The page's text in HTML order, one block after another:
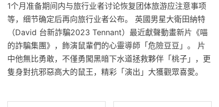
1个月准备期间内与旅行业者讨论恢复团体旅游应注意事项
等，细节确定后再向旅行业者公布。 英國男星大衛田納特
（David 台新詐騙2023 Tennant）最近獻聲動畫新片《喵
的詐騙集團》，飾演鼠輩們的心靈導師「危險豆豆」。 片
中他無比勇敢，不僅勇闖黑暗下水道拯救夥伴「桃子」，更
隻身對抗邪惡高大的鼠王，精彩「演出」大獲觀眾喜愛。